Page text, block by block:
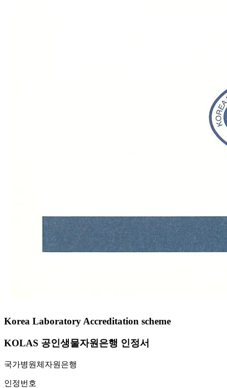
Korea Laboratory Accreditation scheme
KOLAS 공인생물자원은행 인정서
국가병원체자원은행
인정번호